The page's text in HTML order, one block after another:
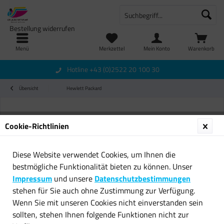
Menü Warenkorb
Merkzettel
Bestellung widerrufen
Mein Konto
Hotline +43 (0)2522 20 100 30
Übersicht Hewlett Packard
Cookie-Richtlinien
Diese Website verwendet Cookies, um Ihnen die
bestmögliche Funktionalität bieten zu können. Unser
Impressum und unsere Datenschutzbestimmungen
stehen für Sie auch ohne Zustimmung zur Verfügung.
Wenn Sie mit unseren Cookies nicht einverstanden sein
sollten, stehen Ihnen folgende Funktionen nicht zur